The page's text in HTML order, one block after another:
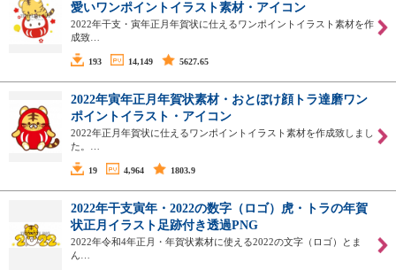
愛いワンポイントイラスト素材・アイコン
2022年干支・寅年正月年賀状に仕えるワンポイントイラスト素材を作
成致…
193 14,149 5627.65
2022年寅年正月年賀状素材・おとぼけ顔トラ達磨ワン
ポイントイラスト・アイコン
2022年正月年賀状に仕えるワンポイントイラスト素材を作成致しまし
た。…
19 4,964 1803.9
2022年干支寅年・2022の数字（ロゴ）虎・トラの年賀
状正月イラスト足跡付き透過PNG
2022年令和4年正月・年賀状素材に使える2022の文字（ロゴ）とま
ん…